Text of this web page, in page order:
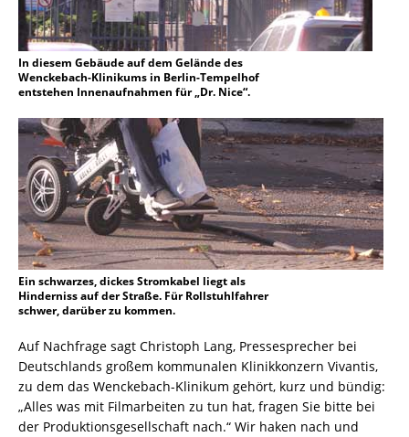
In diesem Gebäude auf dem Gelände des
Wenckebach-Klinikums in Berlin-Tempelhof
entstehen Innenaufnahmen für „Dr. Nice“.
Ein schwarzes, dickes Stromkabel liegt als
Hinderniss auf der Straße. Für Rollstuhlfahrer
schwer, darüber zu kommen.
Auf Nachfrage sagt Christoph Lang, Pressesprecher bei
Deutschlands großem kommunalen Klinikkonzern Vivantis,
zu dem das Wenckebach-Klinikum gehört, kurz und bündig:
„Alles was mit Filmarbeiten zu tun hat, fragen Sie bitte bei
der Produktionsgesellschaft nach.“ Wir haken nach und